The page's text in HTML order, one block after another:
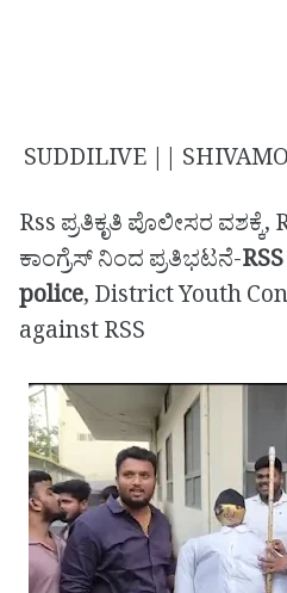
SUDDILIVE ||
Rss ಪ್ರತಿಕೃತಿ ಪೊಲೀಸರ ವಶಕ್ಕೆ,
ಕಾಂಗ್ರೆಸ್ ನಿಂದ ಪ್ರತಿಭಟನೆ-
police, District Youth
against RSS